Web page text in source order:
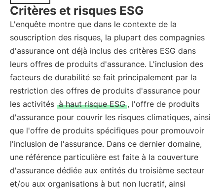
Critères et risques ESG
L'enquête montre que dans le contexte de la
souscription des risques, la plupart des compagnies
d'assurance ont déjà inclus des critères ESG dans
leurs offres de produits d'assurance. L'inclusion des
facteurs de durabilité se fait principalement par la
restriction des offres de produits d'assurance pour
les activités à haut risque ESG , l'offre de produits
d'assurance pour couvrir les risques climatiques, ainsi
que l'offre de produits spécifiques pour promouvoir
l'inclusion de l'assurance. Dans ce dernier domaine,
une référence particulière est faite à la couverture
d'assurance dédiée aux entités du troisième secteur
et/ou aux organisations à but non lucratif, ainsi